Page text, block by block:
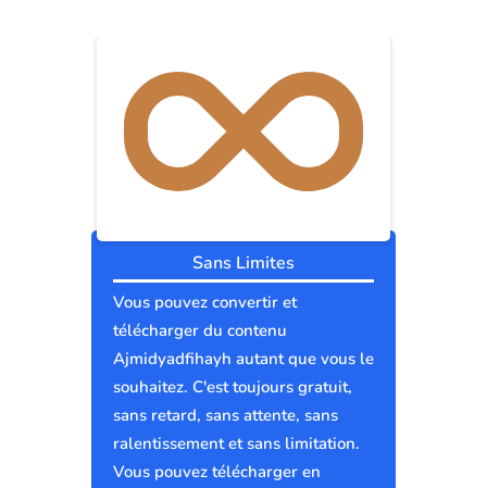
Sans Limites
Vous pouvez convertir et
télécharger du contenu
Ajmidyadfihayh autant que vous le
souhaitez. C'est toujours gratuit,
sans retard, sans attente, sans
ralentissement et sans limitation.
Vous pouvez télécharger en